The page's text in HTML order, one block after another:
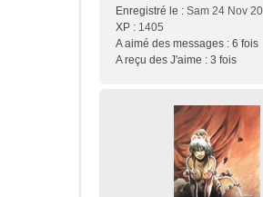
Enregistré le : Sam 24 Nov
XP : 1405
A aimé des messages : 6 fois
A reçu des J'aime : 3 fois